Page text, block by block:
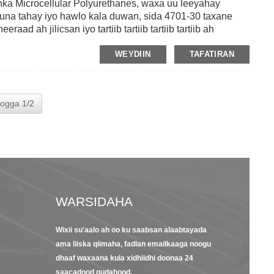
Microcellular Polyurethanes, waxa uu leeyahay
tahay iyo hawlo kala duwan, sida 4701-30 taxane
ah jilicsan iyo tartiib tartiib tartiib tartiib ah
sharooto labajibbaaran oo dahaarka leh, cajalad
WEYDIIN TAFATIRAN
1/2
23/09/22
Waxoogaa Hordhac
WARSIDAHA
Wixii su'aalo ah oo ku saabsan alaabtayada
ama liiska qiimaha, fadlan emailkaaga noogu
dhaaf waxaana kula xidhiidhi doonaa 24